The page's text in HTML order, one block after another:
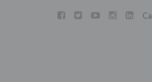
    